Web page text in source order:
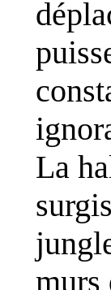
La
murs